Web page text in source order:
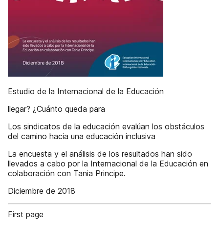
Estudio de la Internacional de la Educación
llegar? ¿Cuánto queda para
Los sindicatos de la educación evalúan los obstáculos
del camino hacia una educación inclusiva
La encuesta y el análisis de los resultados han sido
llevados a cabo por la Internacional de la Educación en
colaboración con Tania Principe.
Diciembre de 2018
First page